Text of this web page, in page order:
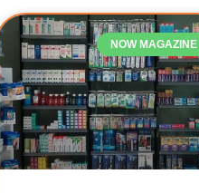
NOW MAGAZINE